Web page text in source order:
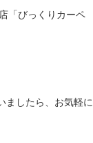
「びっくりカーペ
ましたら、お気軽に